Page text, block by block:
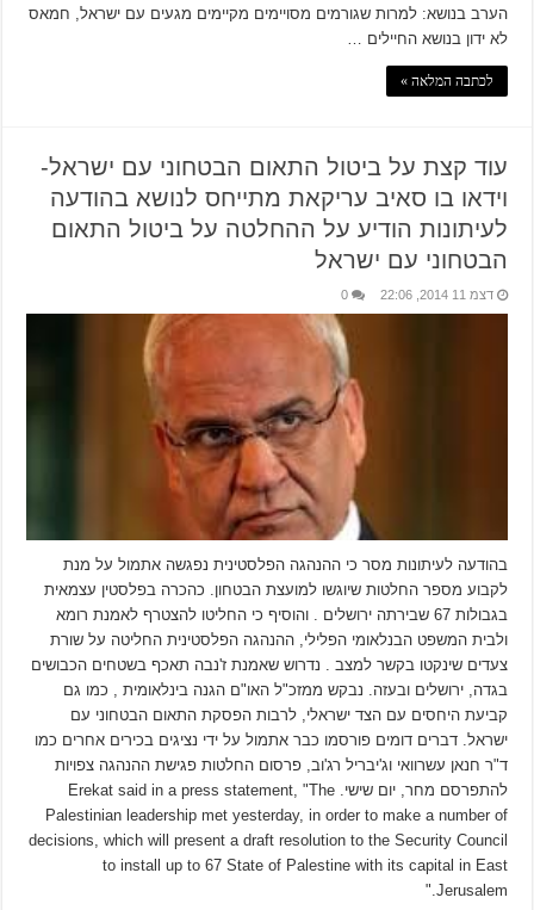
הערב בנושא: למרות שגורמים מסויימים מקיימים מגעים עם ישראל, חמאס
לא ידון בנושא החיילים …
לכתבה המלאה »
עוד קצת על ביטול התאום הבטחוני עם ישראל-
וידאו בו סאיב עריקאת מתייחס לנושא בהודעה
לעיתונות הודיע על ההחלטה על ביטול התאום
הבטחוני עם ישראל
דצמ 11 2014, 22:06 0
בהודעה לעיתונות מסר כי ההנהגה הפלסטינית נפגשה אתמול על מנת
לקבוע מספר החלטות שיוגשו למועצת הבטחון. כהכרה בפלסטין עצמאית
בגבולות 67 שבירתה ירושלים . והוסיף כי החליטו להצטרף לאמנת רומא
ולבית המשפט הבנלאומי הפלילי, ההנהגה הפלסטינית החליטה על שורת
צעדים שינקטו בקשר למצב . נדרוש שאמנת ז'נבה תאכף בשטחים הכבושים
בגדה, ירושלים ובעזה. נבקש ממזכ"ל האו"ם הגנה בינלאומית , כמו גם
קביעת היחסים עם הצד ישראלי, לרבות הפסקת התאום הבטחוני עם
ישראל. דברים דומים פורסמו כבר אתמול על ידי נציגים בכירים אחרים כמו
ד"ר חנאן עשרוואי וג'יבריל רג'וב, פרסום החלטות פגישת ההנהגה צפויות
להתפרסם מחר, יום שישי. Erekat said in a press statement, "The
Palestinian leadership met yesterday, in order to make a number of
decisions, which will present a draft resolution to the Security Council
to install up to 67 State of Palestine with its capital in East
Jerusalem."